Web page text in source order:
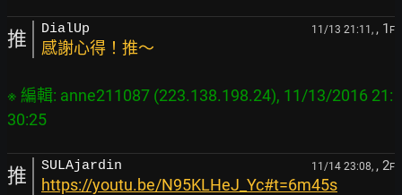
推 DialUp 11/13 21:11, , 1 F
感謝心得！推～
※ 編輯: anne211087 (223.138.198.24), 11/13/2016 21:
推 SULAjardin 11/14 23:08, , 2F
https://youtu.be/N95KLHeJ_Yc#t=6m45s